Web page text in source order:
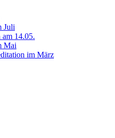
Juli
14.05.
Mai
im März